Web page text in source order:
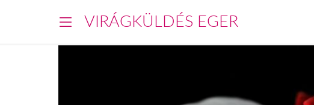
VIRÁGKÜLDÉS EGER